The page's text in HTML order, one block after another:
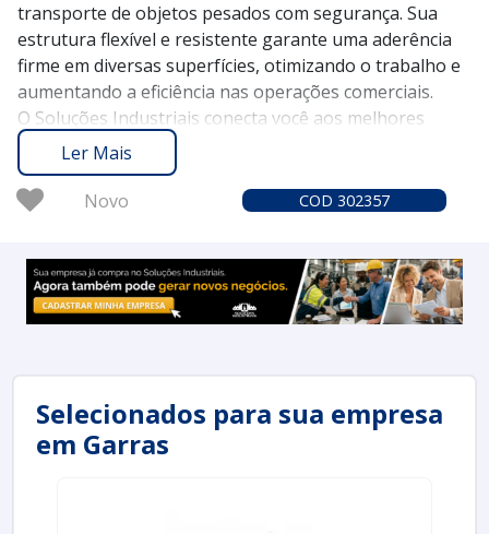
transporte de objetos pesados com segurança. Sua
estrutura flexível e resistente garante uma aderência
firme em diversas superfícies, otimizando o trabalho e
aumentando a eficiência nas operações comerciais.
O Soluções Industriais conecta você aos melhores
fornecedores de ventosas de borracha desde 2012,
proporcionando uma plataforma confiável para sua
busca. Com mais de 1,6 milhão de compradores
Solicite um orçamento no Soluções Industriais e
descubra como as ventosas de borracha podem
facilitar suas operações com eficácia e qualidade.
Ler Mais
Novo
COD 302357
Selecionados para sua empresa
em Garras